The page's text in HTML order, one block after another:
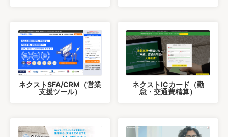
ネクストSFA/CRM（営業
支援ツール）
ネクストICカード（勤
怠・交通費精算）